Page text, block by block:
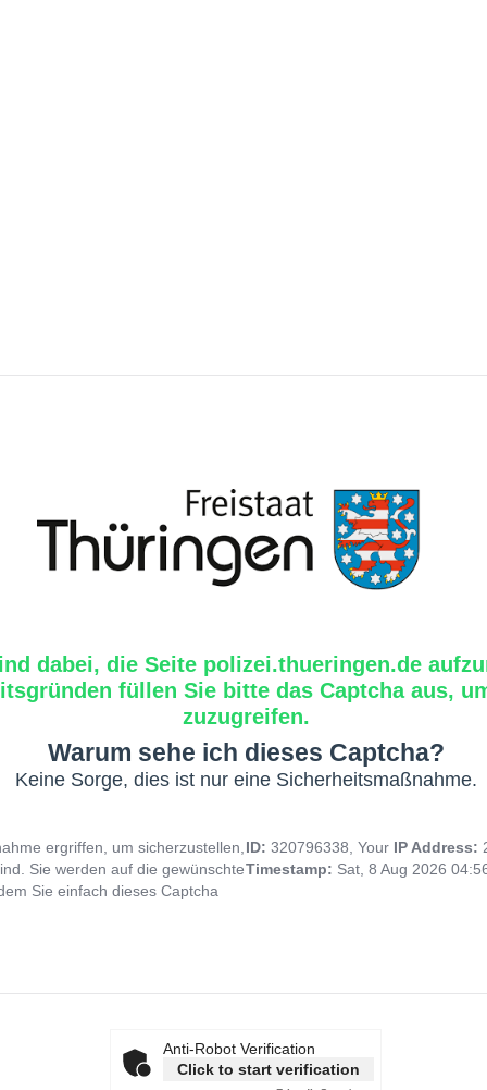
dabei, die Seite polizei.thueringen.de
füllen Sie bitte das Captcha aus,
zuzugreifen.
Warum sehe ich dieses Captcha?
Keine Sorge, dies ist nur eine Sicherheitsmaßnahme.
ergriffen, um sicherzustellen,
Sie werden auf die gewünschte
Sie einfach dieses Captcha
ID: 320796338, Your IP Address:
Timestamp: Sat, 8 Aug 2026
Anti-Robot Verification
Click to start verification